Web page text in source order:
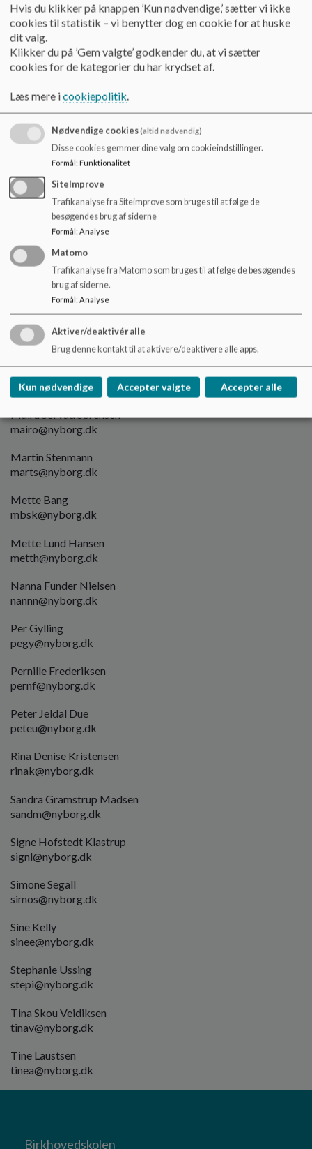
Laila Pontoppidan
lailb@nyborg.dk
Lars Busk Svendsen
Lene Hansen (afd. 2)
leha@nyborg.dk
Lene Hansen (modtageklasse)
lenehs@nyborg.dk
Lene Lauritzen
@nyborg.dk
Line Henny Nielsen
linen
@nyborg.dk
Lise Løgstrup Johanson
@nyborg.dk
Lise Nøhr
ingeo@nyborg.dk
Lone Loft Skals
lonek@nyborg.dk
Maira Sorvad Sørensen
mairo@nyborg.dk
Martin Stenmann
marts@nyborg.dk
Mette Bang
mbsk@nyborg.dk
Mette Lund Hansen
metth@nyborg.dk
Nanna Funder Nielsen
nannn@nyborg.dk
Per Gylling
pegy@nyborg.dk
Pernille Frederiksen
pernf@nyborg.dk
Peter Jeldal Due
peteu@nyborg.dk
Rina Denise Kristensen
rinak@nyborg.dk
Sandra Gramstrup Madsen
sandm@nyborg.dk
Signe Hofstedt Klastrup
signl@nyborg.dk
Simone Segall
simos@nyborg.dk
Sine Kelly
sinee@nyborg.dk
Stephanie Ussing
stepi@nyborg.dk
Tina Skou Veidiksen
tinav@nyborg.dk
Tine Laustsen
tinea@nyborg.dk
Birkhovedskolen
Hvis du klikker på knappen ’Kun nødvendige,’ sætter vi ikke
cookies til statistik – vi benytter dog en cookie for at huske
dit valg.
Klikker du på ’Gem valgte’ godkender du, at vi sætter
cookies for de kategorier du har krydset af.
Læs mere icookiepolitik.
Nødvendige cookies(altid nødvendig)
Disse cookies gemmer dine valg om cookieindstillinger.
Formål: Funktionalitet
SiteImprove
Trafikanalyse fra Siteimprove som bruges til at følge de
besøgendes brug af siderne
Formål: Analyse
Matomo
Trafikanalyse fra Matomo som bruges til at følge de besøgendes
brug af siderne.
Formål: Analyse
Aktiver/deaktivér alle
Brug denne kontakt til at aktivere/deaktivere alle apps.
Kun nødvendige Accepter valgte Accepter alle